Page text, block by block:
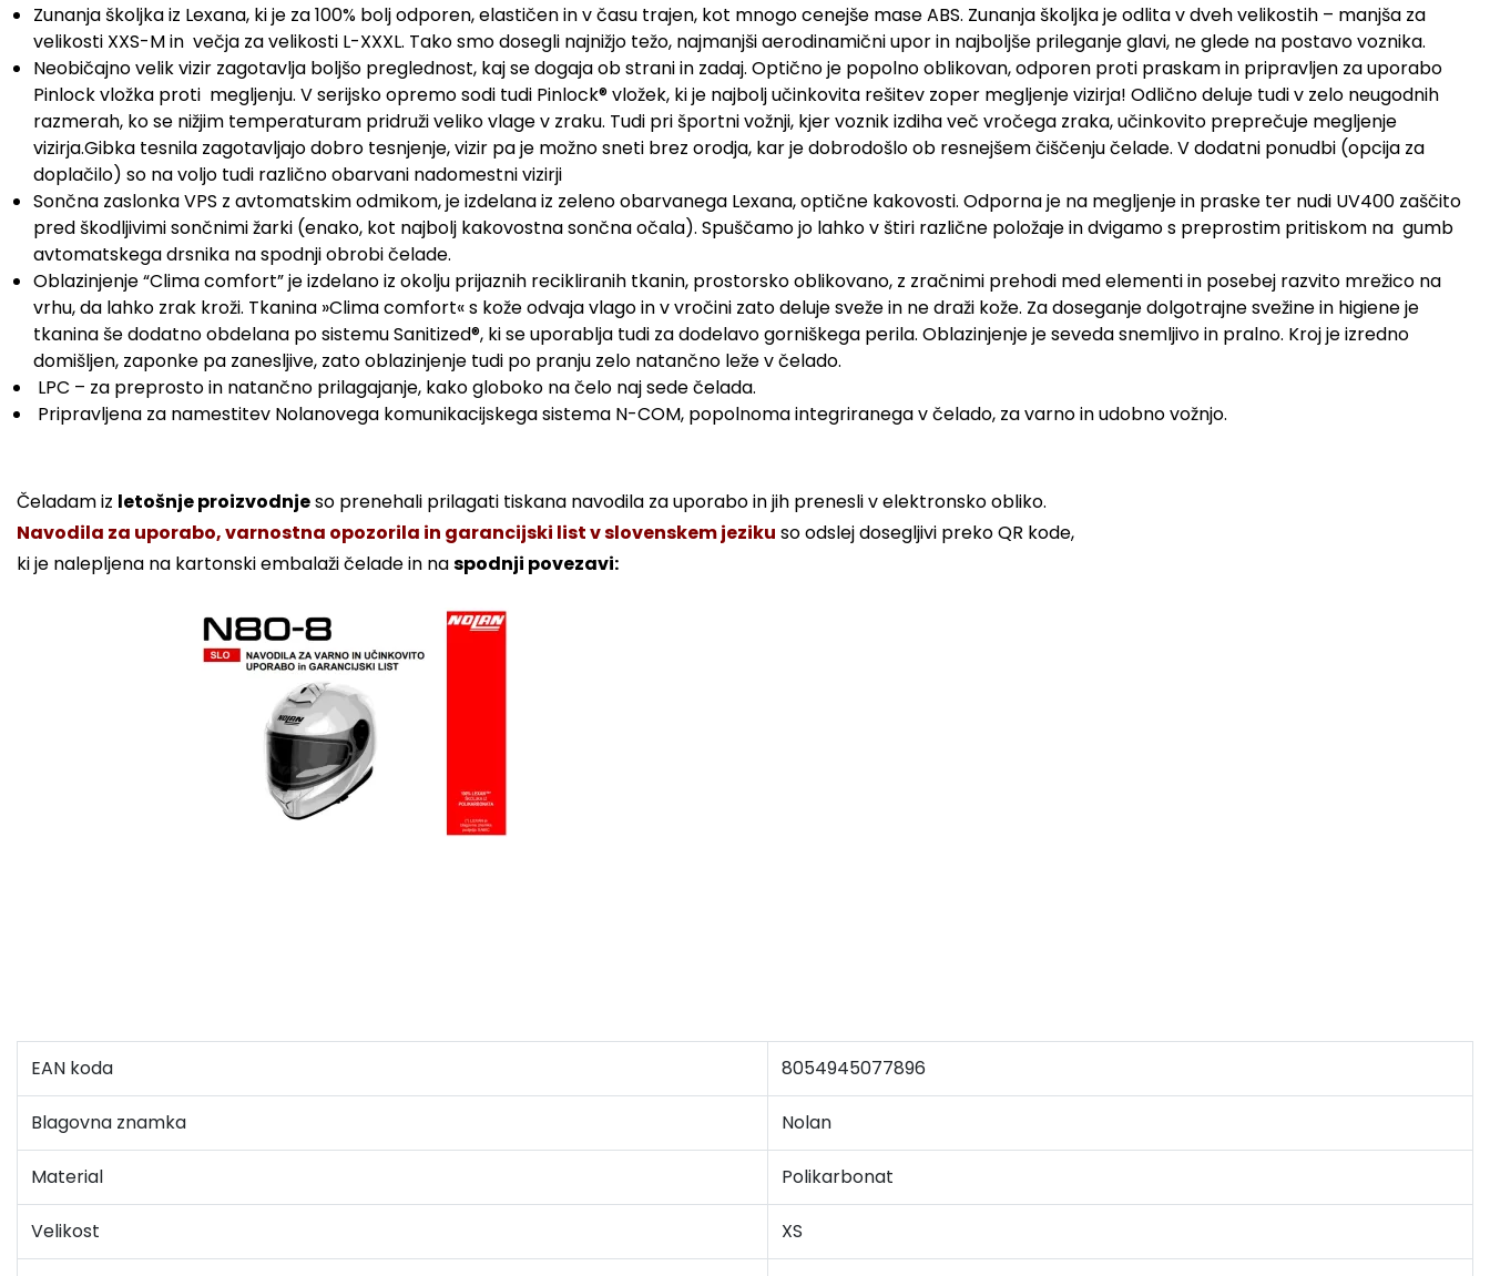
Zunanja školjka iz Lexana, ki je za 100% bolj odporen, elastičen in v času trajen, kot mnogo cenejše mase ABS. Zunanja školjka je odlita v dveh velikostih – manjša za
velikosti XXS-M in večja za velikosti L-XXXL. Tako smo dosegli najnižjo težo, najmanjši aerodinamični upor in najboljše prileganje glavi, ne glede na postavo voznika.
Neobičajno velik vizir zagotavlja boljšo preglednost, kaj se dogaja ob strani in zadaj. Optično je popolno oblikovan, odporen proti praskam in pripravljen za uporabo
Pinlock vložka proti megljenju. V serijsko opremo sodi tudi Pinlock® vložek, ki je najbolj učinkovita rešitev zoper megljenje vizirja! Odlično deluje tudi v zelo neugodnih
razmerah, ko se nižjim temperaturam pridruži veliko vlage v zraku. Tudi pri športni vožnji, kjer voznik izdiha več vročega zraka, učinkovito preprečuje megljenje
vizirja.Gibka tesnila zagotavljajo dobro tesnjenje, vizir pa je možno sneti brez orodja, kar je dobrodošlo ob resnejšem čiščenju čelade. V dodatni ponudbi (opcija za
doplačilo) so na voljo tudi različno obarvani nadomestni vizirji
Sončna zaslonka VPS z avtomatskim odmikom, je izdelana iz zeleno obarvanega Lexana, optične kakovosti. Odporna je na megljenje in praske ter nudi UV400 zaščito
pred škodljivimi sončnimi žarki (enako, kot najbolj kakovostna sončna očala). Spuščamo jo lahko v štiri različne položaje in dvigamo s preprostim pritiskom na gumb
avtomatskega drsnika na spodnji obrobi čelade.
Oblazinjenje “Clima comfort” je izdelano iz okolju prijaznih recikliranih tkanin, prostorsko oblikovano, z zračnimi prehodi med elementi in posebej razvito mrežico na
vrhu, da lahko zrak kroži. Tkanina »Clima comfort« s kože odvaja vlago in v vročini zato deluje sveže in ne draži kože. Za doseganje dolgotrajne svežine in higiene je
tkanina še dodatno obdelana po sistemu Sanitized®, ki se uporablja tudi za dodelavo gorniškega perila. Oblazinjenje je seveda snemljivo in pralno. Kroj je izredno
domišljen, zaponke pa zanesljive, zato oblazinjenje tudi po pranju zelo natančno leže v čelado.
LPC – za preprosto in natančno prilagajanje, kako globoko na čelo naj sede čelada.
Pripravljena za namestitev Nolanovega komunikacijskega sistema N-COM, popolnoma integriranega v čelado, za varno in udobno vožnjo.
Čeladam iz letošnje proizvodnjeso prenehali prilagati tiskana navodila za uporabo in jih prenesli v elektronsko obliko.
Navodila za uporabo, varnostna opozorila in garancijski list v slovenskem jeziku so odslej dosegljivi preko QR kode,
ki je nalepljena na kartonski embalaži čelade in naspodnji povezavi:
EAN koda 8054945077896
Blagovna znamka Nolan
Material Polikarbonat
Velikost XS